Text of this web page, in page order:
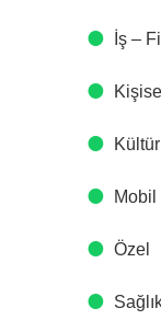
İş –
Mobil
Özel